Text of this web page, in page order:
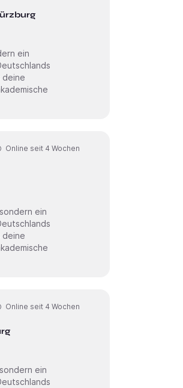
ein
deine
Online seit 4 Wochen
ein
deine
Online seit 4 Wochen
ein